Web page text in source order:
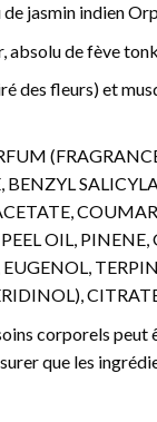
jasmin indien
absolu de fève
fleurs) et
OIL, PINENE,
corporels
que les